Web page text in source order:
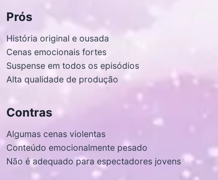
Prós
História original e ousada
Cenas emocionais fortes
Suspense em todos os episódios
Alta qualidade de produção
Contras
Algumas cenas violentas
Conteúdo emocionalmente pesado
Não é adequado para espectadores jovens